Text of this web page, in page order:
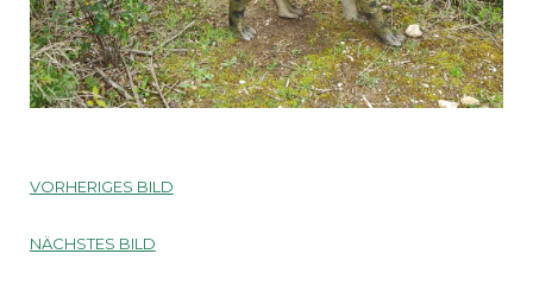
VORHERIGES BILD
NÄCHSTES BILD